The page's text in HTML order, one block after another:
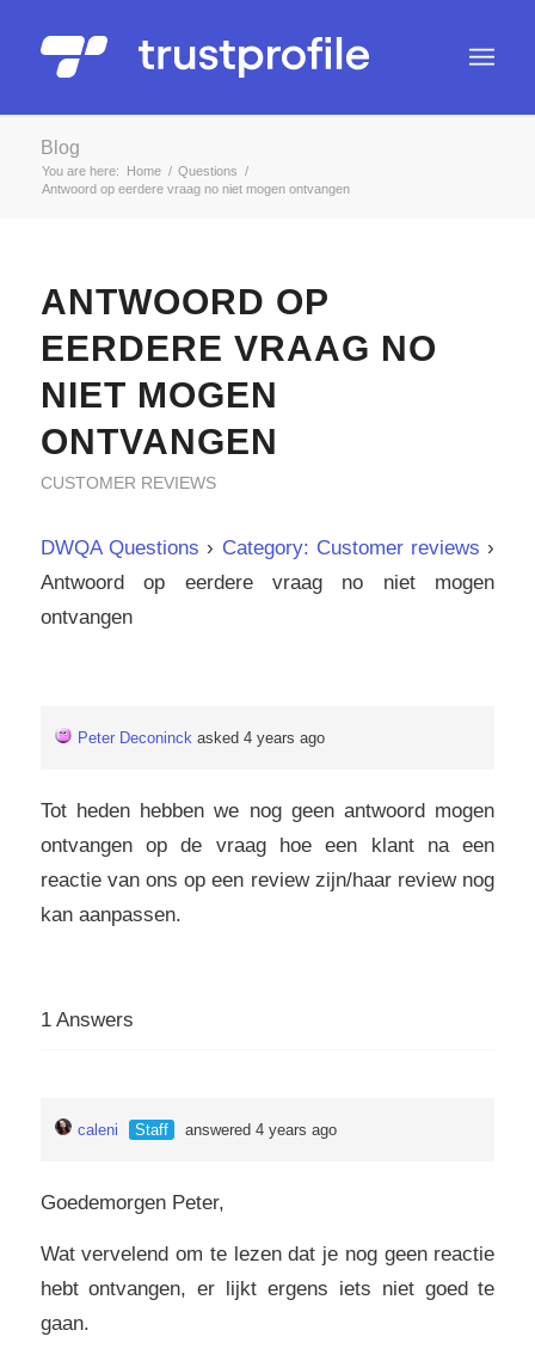
Blog
You are here: Home / Questions /
Antwoord op eerdere vraag no niet mogen ontvangen
ANTWOORD OP
EERDERE VRAAG NO
NIET MOGEN
ONTVANGEN
CUSTOMER REVIEWS
DWQA Questions › Category: Customer reviews ›
Antwoord op eerdere vraag no niet mogen
ontvangen
Peter Deconinckasked 4 years ago
Tot heden hebben we nog geen antwoord mogen
ontvangen op de vraag hoe een klant na een
reactie van ons op een review zijn/haar review nog
kan aanpassen.
1 Answers
caleni Staff answered 4 years ago
Goedemorgen Peter,
Wat vervelend om te lezen dat je nog geen reactie
hebt ontvangen, er lijkt ergens iets niet goed te
gaan.